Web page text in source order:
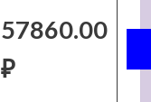
57860.00
₽